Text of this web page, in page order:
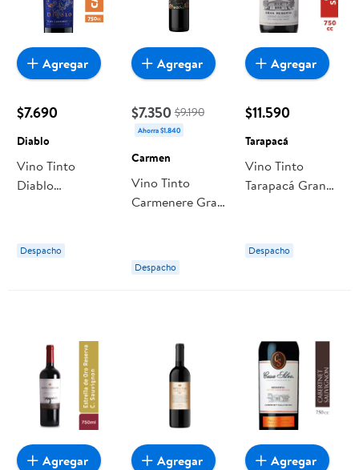
$7.690
Diablo
Vino Tinto
Diablo
Botella
Despacho
Agregar
$7.350 $9.190
Ahorra $1.840
Carmen
Vino Tinto
Carmenere Gran
Despacho
Agregar
$11.590
Tarapacá
Vino Tinto
Tarapacá Gran
Sauvignon
Botella
Despacho
Agregar
Agregar Agregar Agregar